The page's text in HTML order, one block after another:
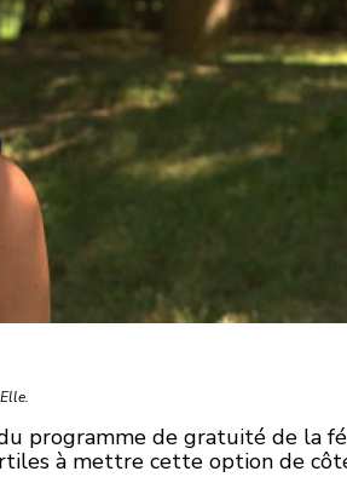
programme de gratuité de la
à mettre cette option de